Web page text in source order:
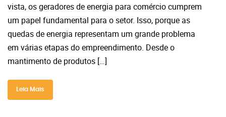
vista, os geradores de energia para comércio cumprem
um papel fundamental para o setor. Isso, porque as
quedas de energia representam um grande problema
em várias etapas do empreendimento. Desde o
mantimento de produtos […]
Leia Mais